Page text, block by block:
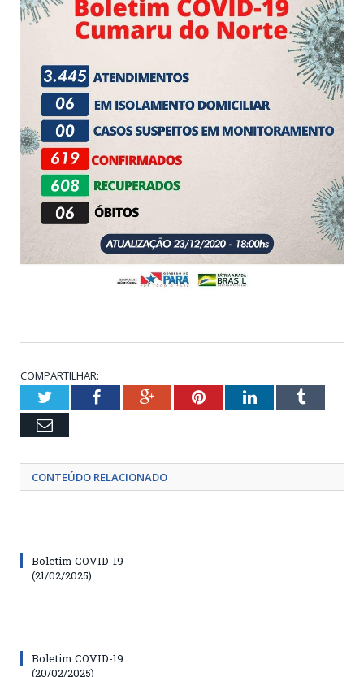
COMPARTILHAR:
TwitterFacebookGoogle+PinterestLinkedInTumblr
Email
CONTEÚDO RELACIONADO
Boletim COVID-19
(21/02/2025)
Boletim COVID-19
(20/02/2025)